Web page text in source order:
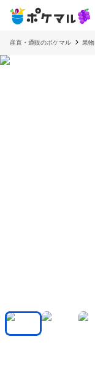
産直・通販のポケマル 果物